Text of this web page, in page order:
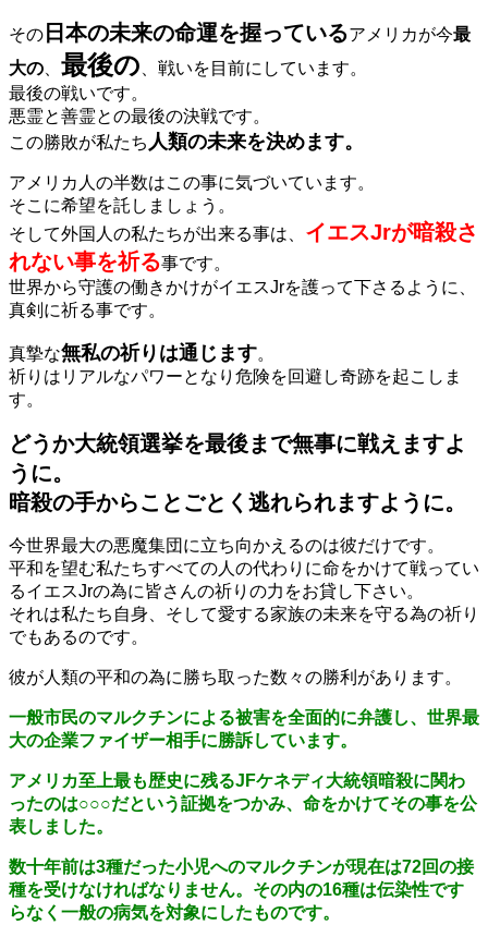
その 日本の未来の命運を握っているアメリカが今最
大の、 最後の、戦いを目前にしています。
最後の戦いです。
悪霊と善霊との最後の決戦です。
この勝敗が私たち 人類の未来を決めます。
アメリカ人の半数はこの事に気づいています。
そこに希望を託しましょう。
そして外国人の私たちが出来る事は、 イエスJrが暗殺さ
れない事を祈る事です。
世界から守護の働きかけがイエスJrを護って下さるように、
真剣に祈る事です。
真摯な無私の祈りは通じます。
祈りはリアルなパワーとなり危険を回避し奇跡を起こしま
す。
どうか大統領選挙を最後まで無事に戦えますよ
うに。
暗殺の手からことごとく逃れられますように。
今世界最大の悪魔集団に立ち向かえるのは彼だけです。
平和を望む私たちすべての人の代わりに命をかけて戦ってい
るイエスJrの為に皆さんの祈りの力をお貸し下さい。
それは私たち自身、そして愛する家族の未来を守る為の祈り
でもあるのです。
彼が人類の平和の為に勝ち取った数々の勝利があります。
一般市民のマルクチンによる被害を全面的に弁護し、世界最
大の企業ファイザー相手に勝訴しています。
アメリカ至上最も歴史に残るJFケネディ大統領暗殺に関わ
ったのは○○○だという証拠をつかみ、命をかけてその事を公
表しました。
数十年前は3種だった小児へのマルクチンが現在は72回の接
種を受けなければなりません。その内の16種は伝染性です
らなく一般の病気を対象にしたものです。